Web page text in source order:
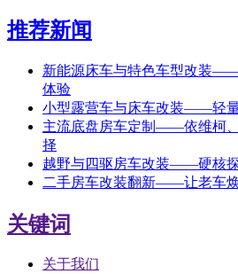
推荐新闻
新能源床车与特色车型改装
体验
小型露营车与床车改装——轻
主流底盘房车定制——依维柯
择
越野与四驱房车改装——硬核
二手房车改装翻新——让老车
关键词
关于我们